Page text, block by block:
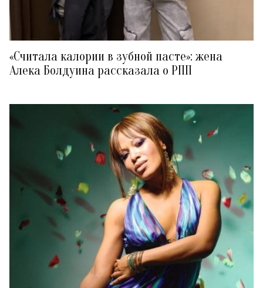
«Считала калории в зубной пасте»: жена
Алека Болдуина рассказала о РПП